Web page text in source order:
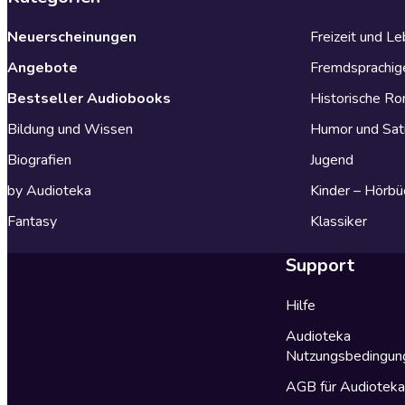
Neuerscheinungen
Angebote
Bestseller Audiobooks
Bildung und Wissen
Biografien
by Audioteka
Fantasy
Freizeit und
Historische
Humor und
Jugend
Kinder –
Klassiker
Support
Hilfe
Audioteka
AGB für